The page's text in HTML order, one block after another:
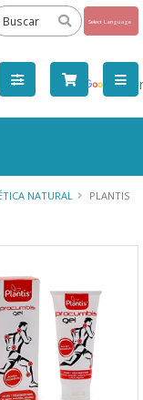
by
NATURAL PLANTIS